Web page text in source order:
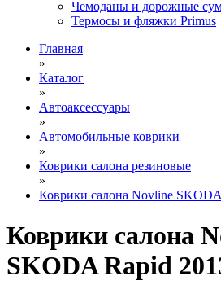
Чемоданы и дорожные
Термосы и фляжки Primus
Главная
»
Каталог
»
Автоаксессуары
»
Автомобильные коврики
»
Коврики салона резиновые
»
Коврики салона Novline
Коврики салона
SKODA Rapid